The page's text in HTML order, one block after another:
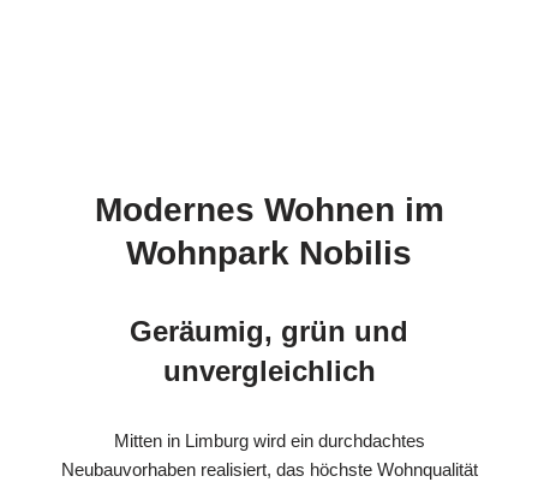
Modernes Wohnen im
Wohnpark Nobilis
Geräumig, grün und
unvergleichlich
Mitten in Limburg wird ein durchdachtes
Neubauvorhaben realisiert, das höchste Wohnqualität